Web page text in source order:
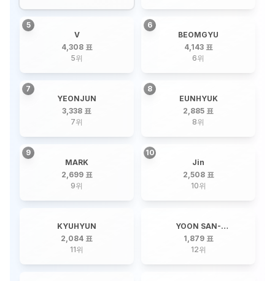
5
V
4,308 표
5위
6
BEOMGYU
4,143 표
6위
7
YEONJUN
3,338 표
7위
8
EUNHYUK
2,885 표
8위
9
MARK
2,699 표
9위
10
Jin
2,508 표
10위
KYUHYUN
2,084 표
11위
YOON SAN-
HA(ASTRO)
1,879 표
12위